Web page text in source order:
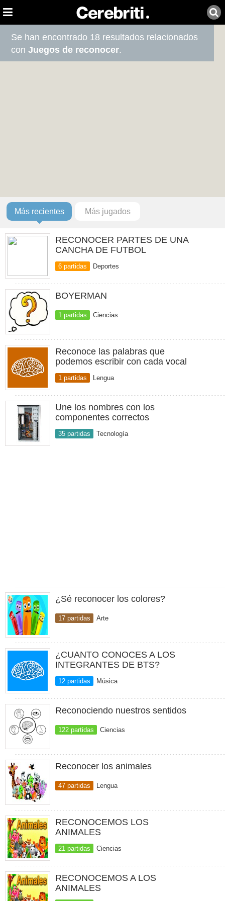
Se han encontrado 18 resultados relacionados
conJuegos de reconocer.
Más recientes Más jugados
RECONOCER PARTES DE UNA
CANCHA DE FUTBOL
6 partidas Deportes
BOYERMAN
1 partidas Ciencias
Reconoce las palabras que
podemos escribir con cada vocal
1 partidas Lengua
Une los nombres con los
componentes correctos
35 partidas Tecnología
¿Sé reconocer los colores?
17 partidas Arte
¿CUANTO CONOCES A LOS
INTEGRANTES DE BTS?
12 partidas Música
Reconociendo nuestros sentidos
122 partidas Ciencias
Reconocer los animales
47 partidas Lengua
RECONOCEMOS LOS
ANIMALES
21 partidas Ciencias
RECONOCEMOS A LOS
ANIMALES